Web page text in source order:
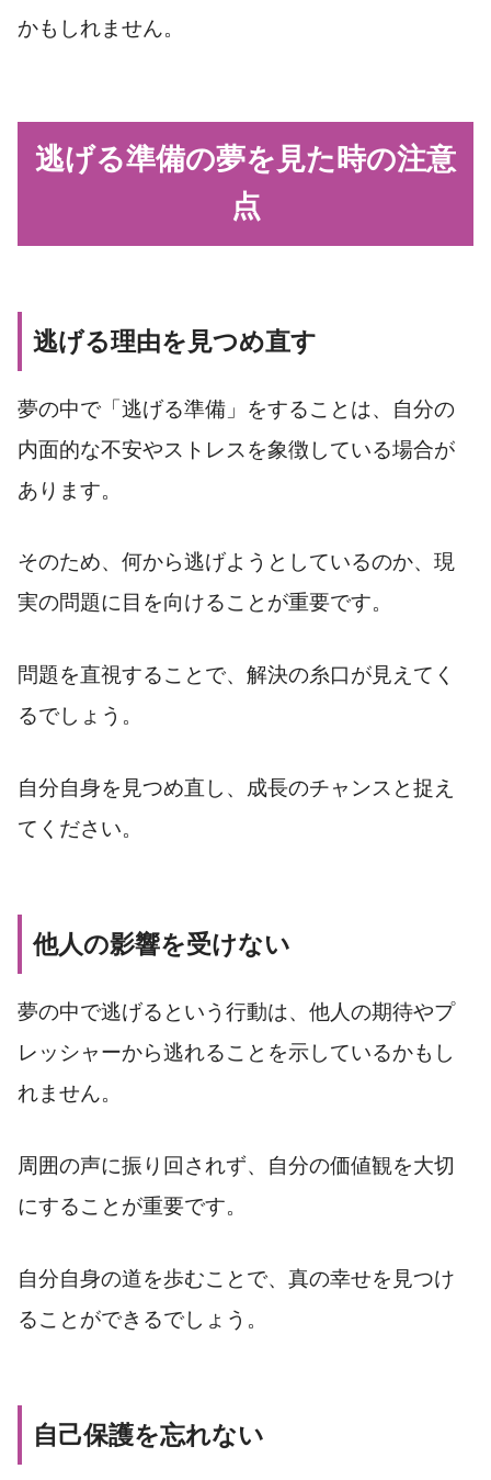
かもしれません。
逃げる準備の夢を見た時の注意
点
逃げる理由を見つめ直す
夢の中で「逃げる準備」をすることは、自分の
内面的な不安やストレスを象徴している場合が
あります。
そのため、何から逃げようとしているのか、現
実の問題に目を向けることが重要です。
問題を直視することで、解決の糸口が見えてく
るでしょう。
自分自身を見つめ直し、成長のチャンスと捉え
てください。
他人の影響を受けない
夢の中で逃げるという行動は、他人の期待やプ
レッシャーから逃れることを示しているかもし
れません。
周囲の声に振り回されず、自分の価値観を大切
にすることが重要です。
自分自身の道を歩むことで、真の幸せを見つけ
ることができるでしょう。
自己保護を忘れない